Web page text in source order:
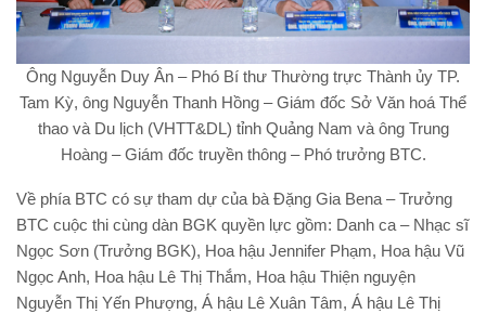
Ông Nguyễn Duy Ân – Phó Bí thư Thường trực Thành ủy TP.
Tam Kỳ, ông Nguyễn Thanh Hồng – Giám đốc Sở Văn hoá Thể
thao và Du lịch (VHTT&DL) tỉnh Quảng Nam và ông Trung
Hoàng – Giám đốc truyền thông – Phó trưởng BTC.
Về phía BTC có sự tham dự của bà Đặng Gia Bena – Trưởng
BTC cuộc thi cùng dàn BGK quyền lực gồm: Danh ca – Nhạc sĩ
Ngọc Sơn (Trưởng BGK), Hoa hậu Jennifer Phạm, Hoa hậu Vũ
Ngọc Anh, Hoa hậu Lê Thị Thắm, Hoa hậu Thiện nguyện
Nguyễn Thị Yến Phượng, Á hậu Lê Xuân Tâm, Á hậu Lê Thị